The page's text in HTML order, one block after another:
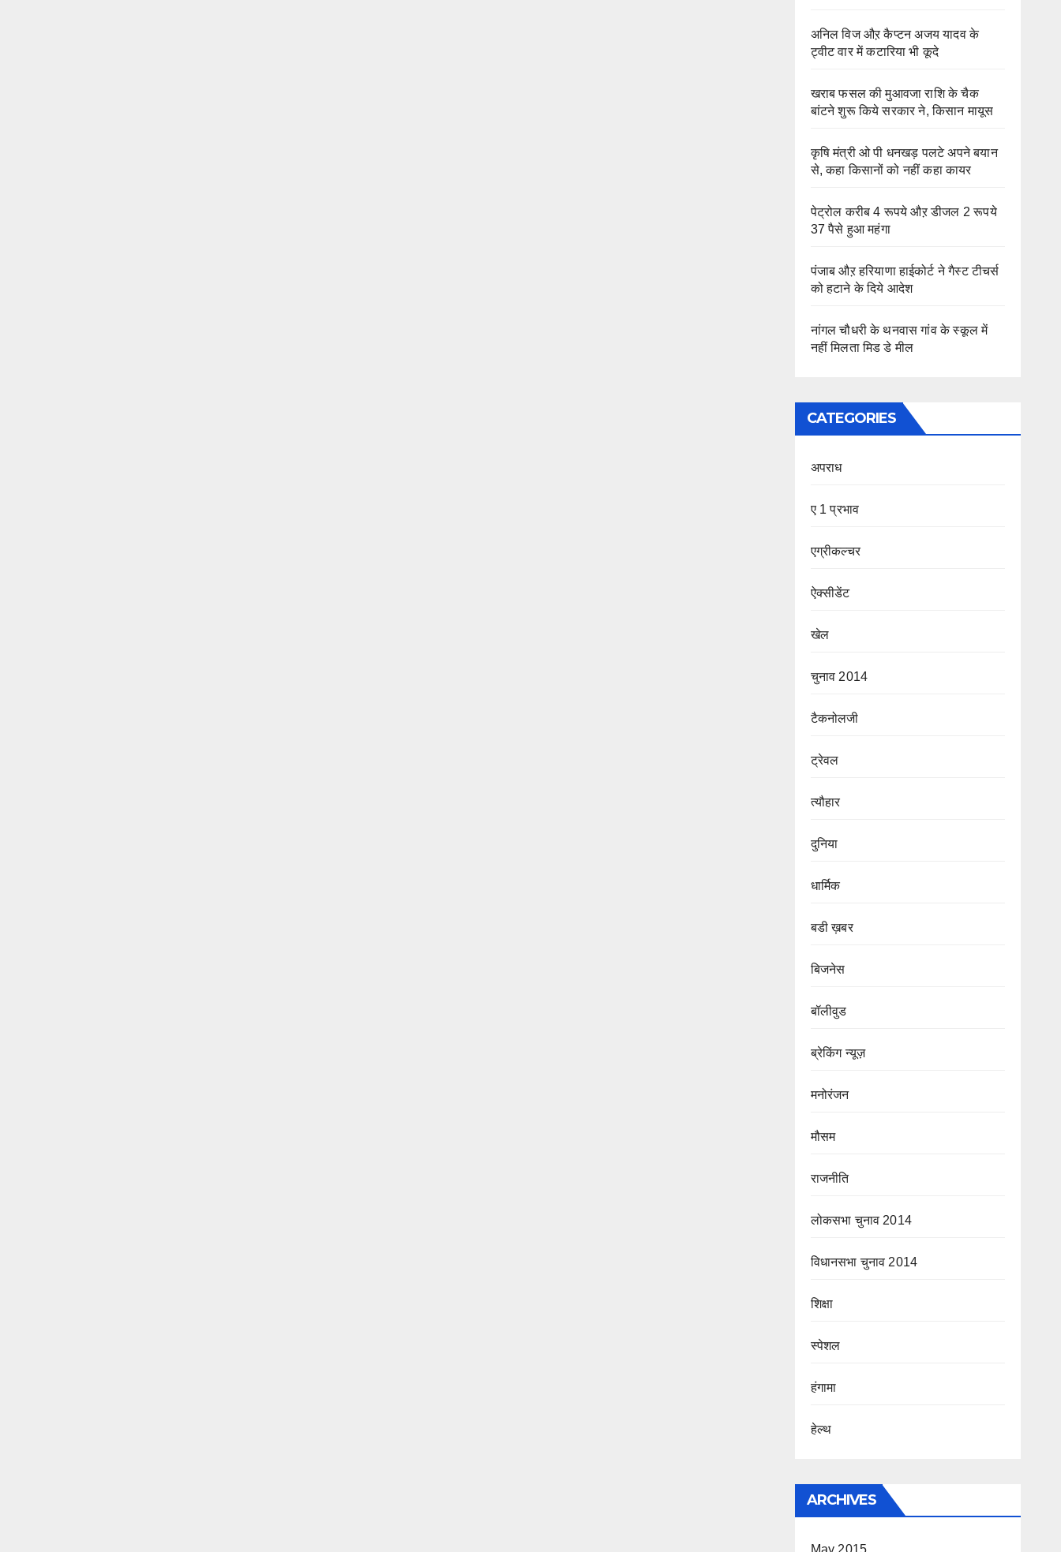
अनिल विज औऱ कैप्टन अजय यादव के
ट्वीट वार में कटारिया भी कूदे
खराब फसल की मुआवजा राशि के चैक
बांटने शुरू किये सरकार ने, किसान मायूस
कृषि मंत्री ओ पी धनखड़ पलटे अपने बयान
से, कहा किसानों को नहीं कहा कायर
पेट्रोल करीब 4 रूपये औऱ डीजल 2 रूपये
37 पैसे हुआ महंगा
पंजाब औऱ हरियाणा हाईकोर्ट ने गैस्ट टीचर्स
को हटाने के दिये आदेश
नांगल चौधरी के थनवास गांव के स्कूल में
नहीं मिलता मिड डे मील
CATEGORIES
अपराध
ए 1 प्रभाव
एग्रीकल्चर
ऐक्सीडेंट
खेल
चुनाव 2014
टैकनोलजी
ट्रेवल
त्यौहार
दुनिया
धार्मिक
बडी ख़बर
बिजनेस
बॉलीवुड
ब्रेकिंग न्यूज़
मनोरंजन
मौसम
राजनीति
लोकसभा चुनाव 2014
विधानसभा चुनाव 2014
शिक्षा
स्पेशल
हंगामा
हेल्थ
ARCHIVES
May 2015